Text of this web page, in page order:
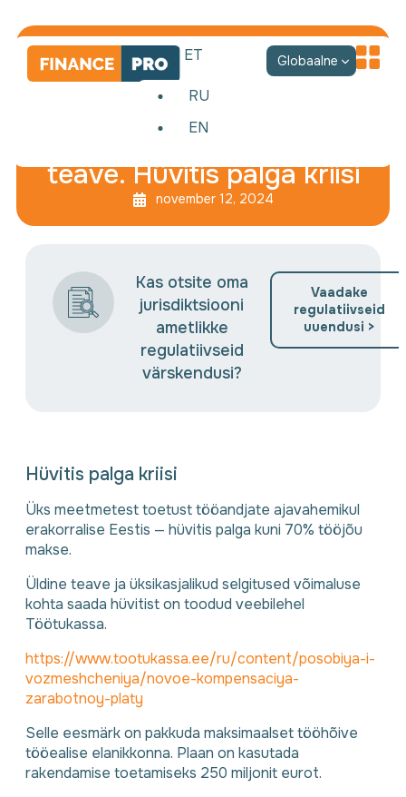
ET
RU
EN
Globaalne
Kiireloomuline
teave. Hüvitis palga kriisi
november 12, 2024
Kas otsite oma
jurisdiktsiooni
ametlikke
regulatiivseid
värskendusi?
Vaadake
regulatiivseid
uuendusi >
Hüvitis palga kriisi
Üks meetmetest toetust tööandjate ajavahemikul
erakorralise Eestis — hüvitis palga kuni 70% tööjõu
makse.
Üldine teave ja üksikasjalikud selgitused võimaluse
kohta saada hüvitist on toodud veebilehel
Töötukassa.
https://www.tootukassa.ee/ru/content/posobiya-i-
vozmeshcheniya/novoe-kompensaciya-
zarabotnoy-platy
Selle eesmärk on pakkuda maksimaalset tööhõive
tööealise elanikkonna. Plaan on kasutada
rakendamise toetamiseks 250 miljonit eurot.